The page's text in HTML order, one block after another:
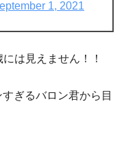
1, 2021
は見えません！！
ぎるバロン君から目